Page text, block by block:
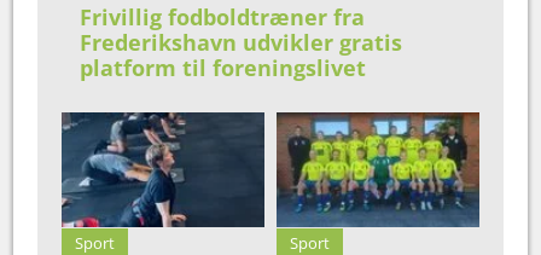
Frivillig fodboldtræner fra
Frederikshavn udvikler gratis
platform til foreningslivet
Sport Sport